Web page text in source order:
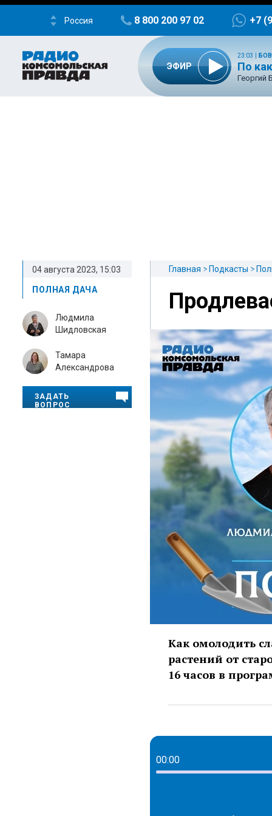
Россия 8 800 200 97 02 +7
ЭФИР
23:03
По
Георгий
Главная Подкасты
Как омолодить
растений от
16 часов в
00:00
04 августа 2023, 15:03
ПОЛНАЯ ДАЧА
Людмила
Шидловская
Тамара
Александрова
ЗАДАТЬ
ВОПРОС